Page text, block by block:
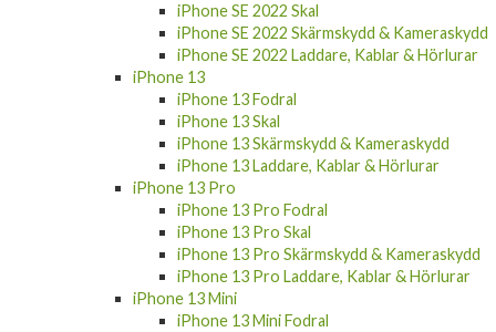
iPhone SE 2022 Skal
iPhone SE 2022 Skärmskydd & Kameraskydd
iPhone SE 2022 Laddare, Kablar & Hörlurar
iPhone 13
iPhone 13 Fodral
iPhone 13 Skal
iPhone 13 Skärmskydd & Kameraskydd
iPhone 13 Laddare, Kablar & Hörlurar
iPhone 13 Pro
iPhone 13 Pro Fodral
iPhone 13 Pro Skal
iPhone 13 Pro Skärmskydd & Kameraskydd
iPhone 13 Pro Laddare, Kablar & Hörlurar
iPhone 13 Mini
iPhone 13 Mini Fodral